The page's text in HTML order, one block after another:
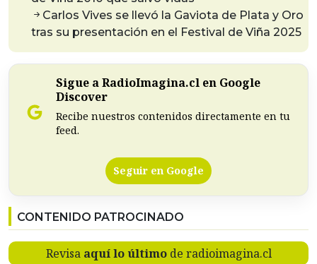
Carlos Vives se llevó la Gaviota de Plata y Oro
tras su presentación en el Festival de Viña 2025
Sigue a RadioImagina.cl en Google
Discover
Recibe nuestros contenidos directamente en tu
feed.
Seguir en Google
CONTENIDO PATROCINADO
Revisa aquí lo últimode radioimagina.cl